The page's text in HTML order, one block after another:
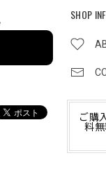
SHOP
ご購
料